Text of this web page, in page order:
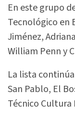
En este grupo
Tecnológico en
Jiménez,
William Penn y
La lista
San Pablo, El
Técnico Cultura